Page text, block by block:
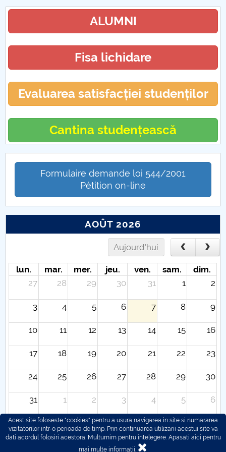
ALUMNI
Fisa lichidare
Evaluarea satisfacției studenților
Cantina studențească
Formulaire demande loi 544/2001
Pétition on-line
AOÛT 2026
Aujourd'hui
lun. mar. mer. jeu. ven. sam.
dim.
27
28 29 30 31 1 2
3 4 5 6 7 8 9
10 11 12 13 14 15 16
17 18 19 20 21 22 23
24 25 26 27 28 29 30
31 1 2 3 4 5 6
Acest site foloseste "cookies" pentru a usura navigarea in site si numararea
vizitatorilor intr-o perioada de timp. Prin continuarea utilizarii acestui site va
dati acordul folosiri acestora. Multumim pentru intelegere. Apasati aici pentru
mai multe informatii.